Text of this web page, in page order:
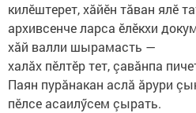
килӗштерет, хăйӗн тăван ялӗ
архивсенче ларса ӗлӗкхи
хăй валли шырамасть —
халăх пӗлтӗр тет, çавăнпа
Паян пурăнакан аслă ăрури
пӗлсе асаилӳсем çырать.